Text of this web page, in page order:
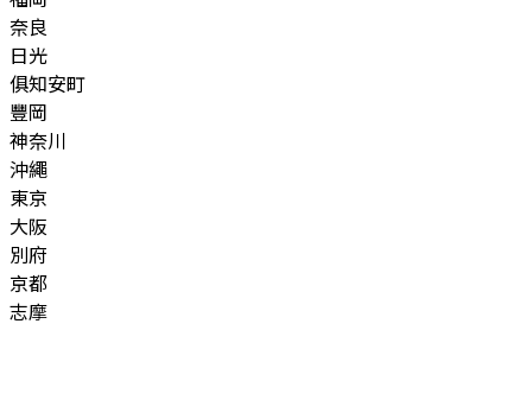
奈良
日光
俱知安町
豐岡
神奈川
沖繩
東京
大阪
別府
京都
志摩